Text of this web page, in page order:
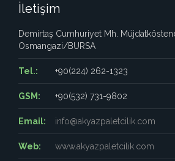
İletişim
Demirtaş Cumhuriyet Mh.
Osmangazi/BURSA
Tel.: +90(224) 262-1323
GSM: +90(532) 731-9802
Email: info@akyazpaletcilik.com
Web: www.akyazpaletcilik.com